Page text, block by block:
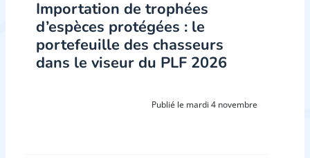
Importation de trophées
d’espèces protégées : le
portefeuille des chasseurs
dans le viseur du PLF 2026
Publié le mardi 4 novembre